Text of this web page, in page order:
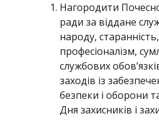
Нагородити
ради за віддане
народу,
професіоналізм,
службових
заходів із
безпеки і оборони
Дня захисників і